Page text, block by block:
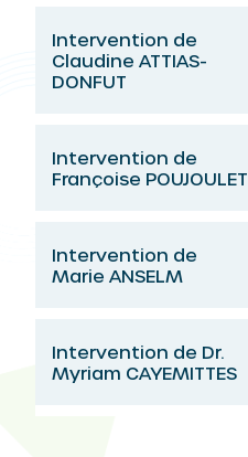
Intervention de
Claudine ATTIAS-
DONFUT
Intervention de
Françoise POUJOULET
Intervention de
Marie ANSELM
Intervention de Dr.
Myriam CAYEMITTES